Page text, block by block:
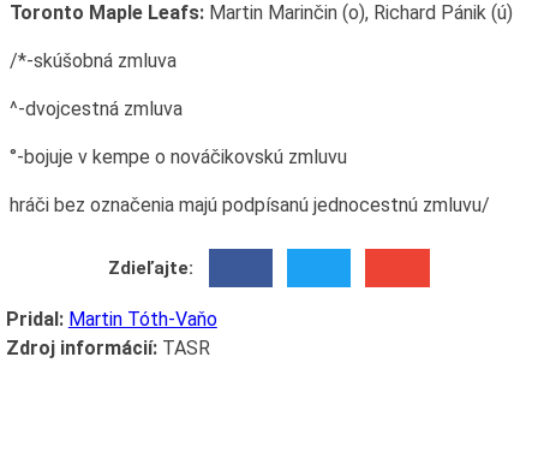
Toronto Maple Leafs:Martin Marinčin (o), Richard Pánik (ú)
/*-skúšobná zmluva
^-dvojcestná zmluva
°-bojuje v kempe o nováčikovskú zmluvu
hráči bez označenia majú podpísanú jednocestnú zmluvu/
Zdieľajte:
Pridal: Martin Tóth-Vaňo
Zdroj informácií:TASR